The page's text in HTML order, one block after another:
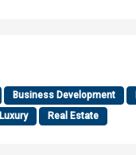
Business Development
Luxury Real Estate